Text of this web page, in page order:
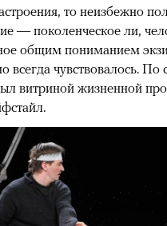
то неизбежно
— поколенческое ли,
общим пониманием
всегда чувствовалось. По
витриной жизненной